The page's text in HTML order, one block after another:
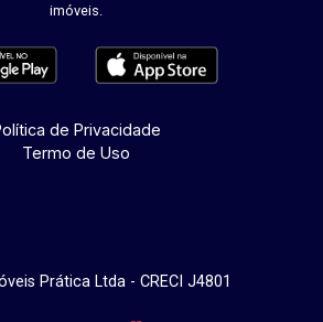
imóveis.
de Privacidade
Termo de Uso
Prática Ltda - CRECI J4801